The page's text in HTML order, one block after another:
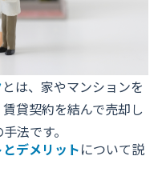
とは、家やマンションを
貸契約を結んで売却し
法です。
デメリットについて説